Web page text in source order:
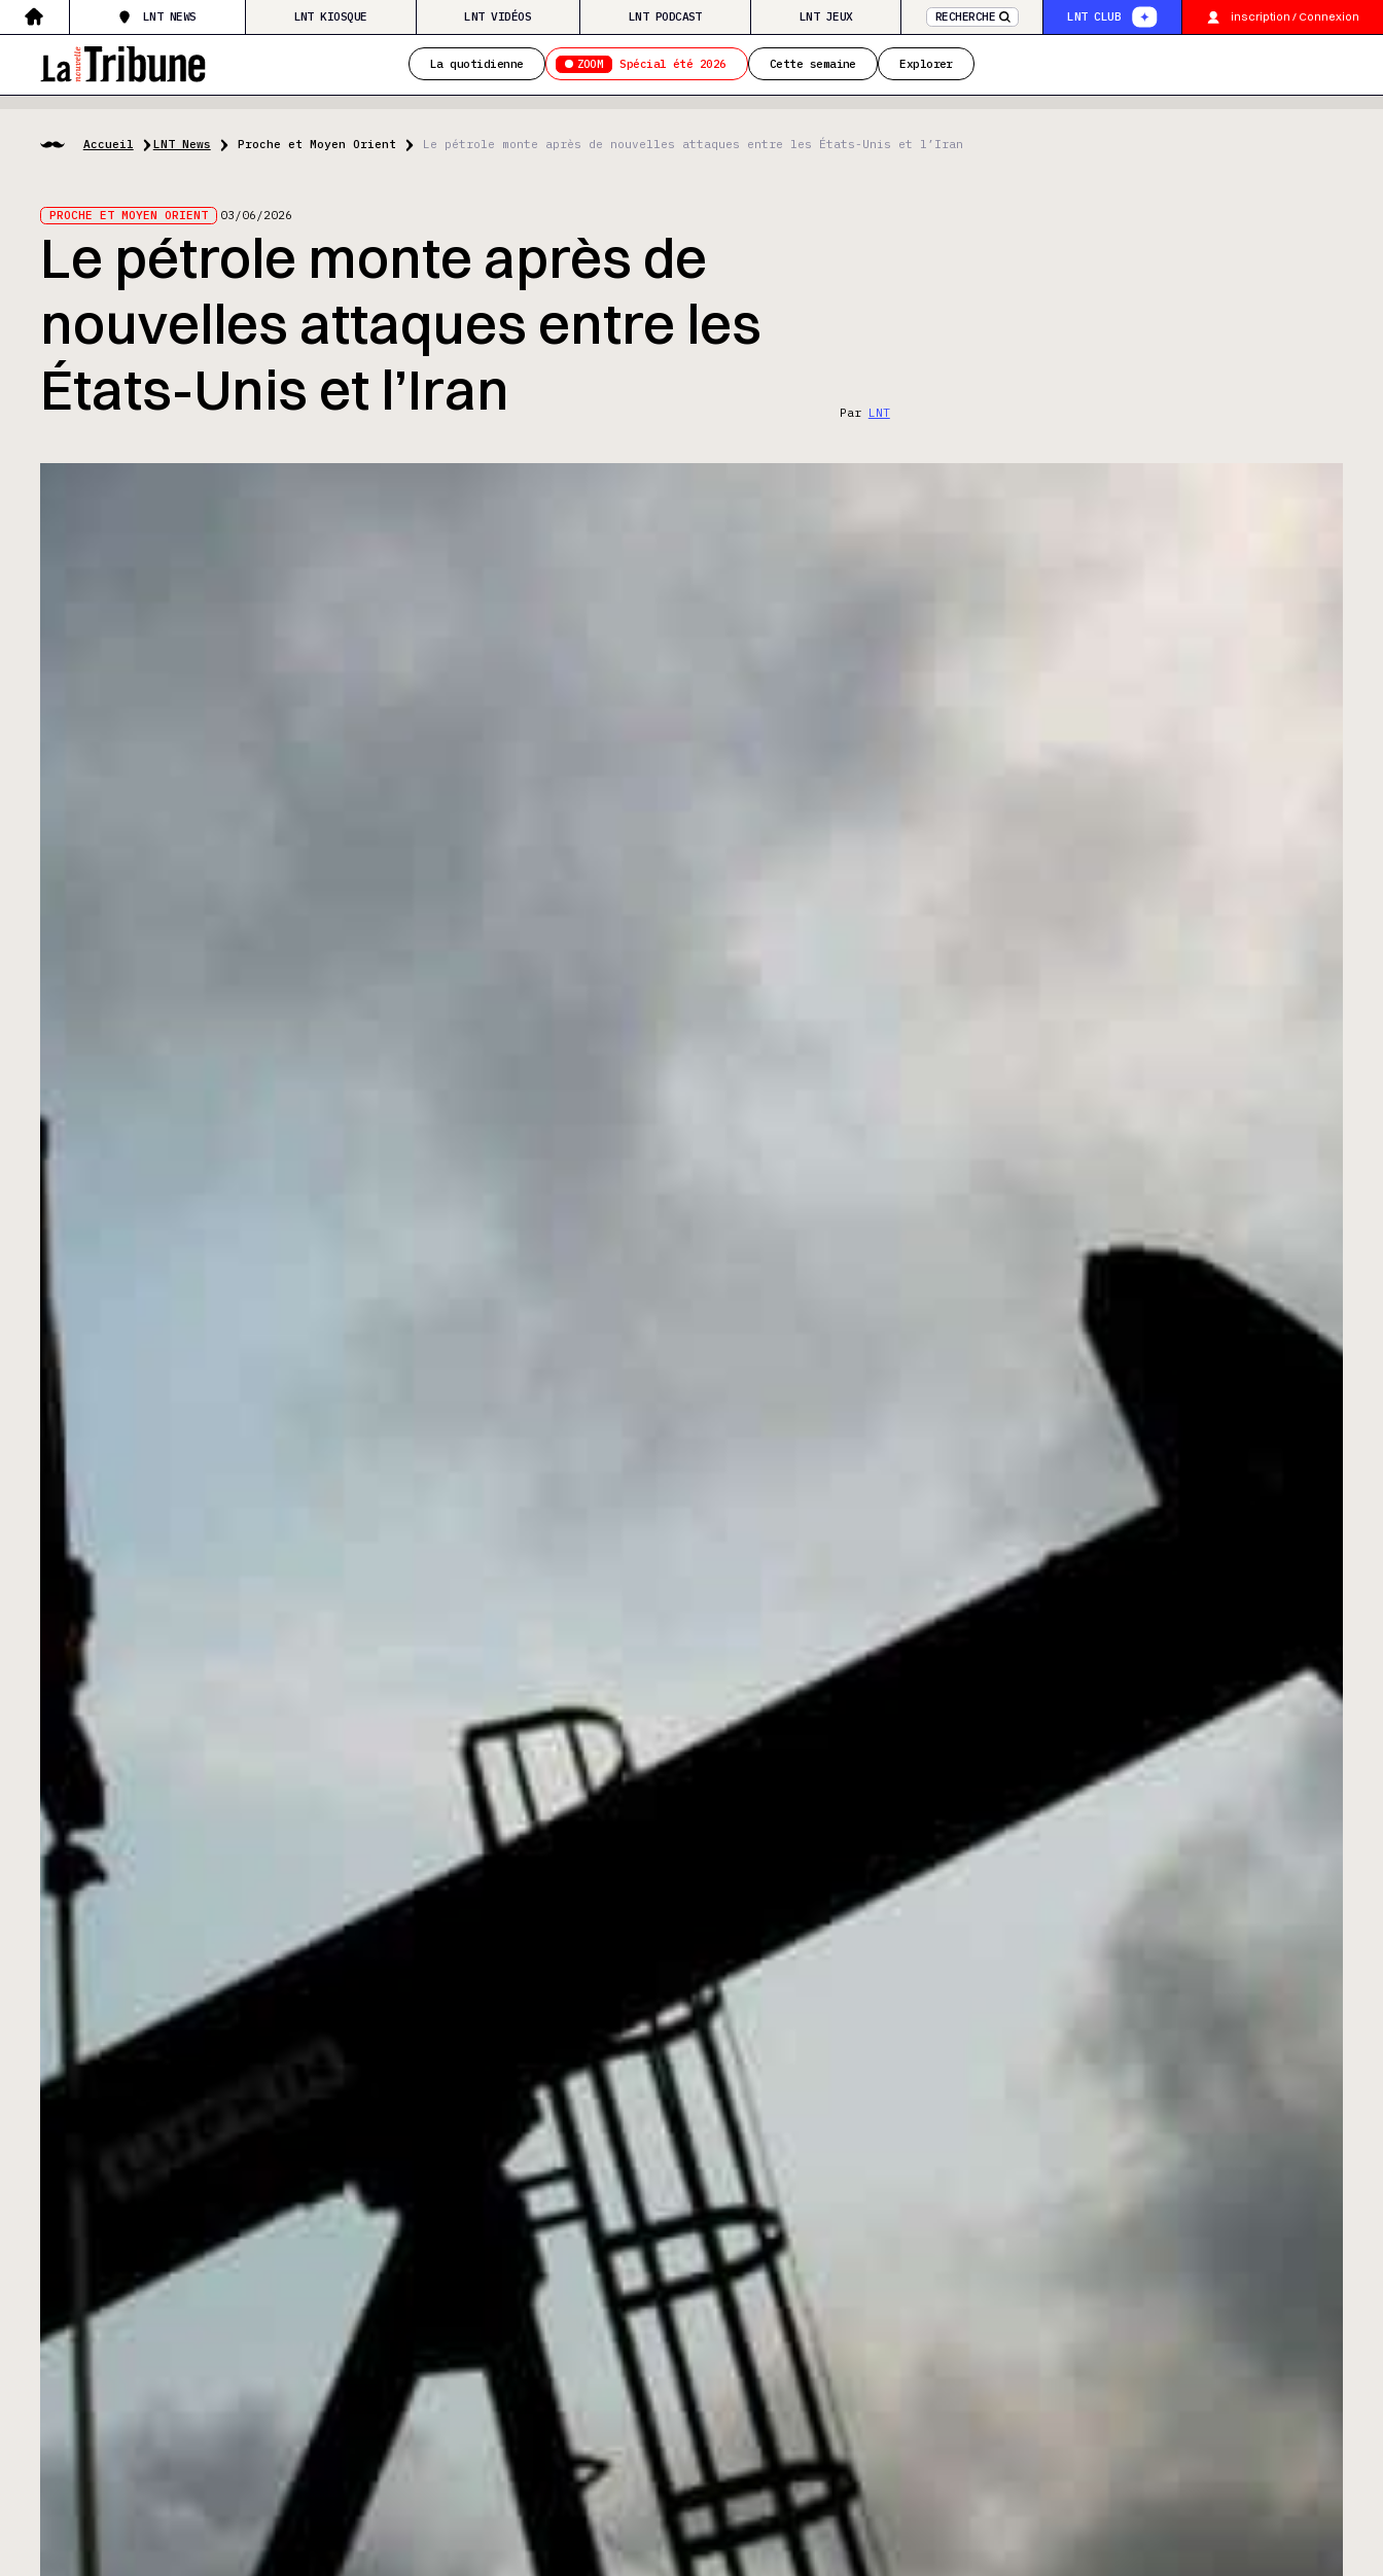
LNT NEWS LNT KIOSQUE LNT VIDÉOS LNT PODCAST LNT JEUX RECHERCHE LNT CLUB inscription / Connexion
La quotidienne ZOOM Spécial été 2026 Cette semaine Explorer
Accueil LNT News Proche et Moyen Orient Le pétrole monte après de nouvelles attaques entre les États-Unis et l’Iran
PROCHE ET MOYEN ORIENT 03/06/2026
Le pétrole monte après de
nouvelles attaques entre les
États-Unis et l’Iran
Par LNT